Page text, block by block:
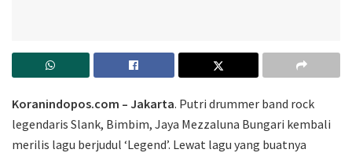
Koranindopos.com – Jakarta. Putri drummer band rock
legendaris Slank, Bimbim, Jaya Mezzaluna Bungari kembali
merilis lagu berjudul ‘Legend’. Lewat lagu yang buatnya